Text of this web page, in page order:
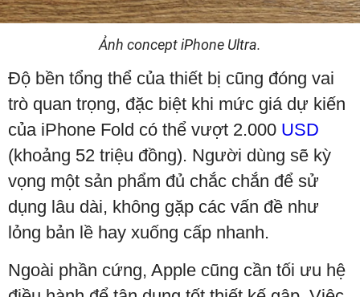
Ảnh concept iPhone Ultra.
Độ bền tổng thể của thiết bị cũng đóng vai
trò quan trọng, đặc biệt khi mức giá dự kiến
của iPhone Fold có thể vượt 2.000 USD
(khoảng 52 triệu đồng). Người dùng sẽ kỳ
vọng một sản phẩm đủ chắc chắn để sử
dụng lâu dài, không gặp các vấn đề như
lỏng bản lề hay xuống cấp nhanh.
Ngoài phần cứng, Apple cũng cần tối ưu hệ